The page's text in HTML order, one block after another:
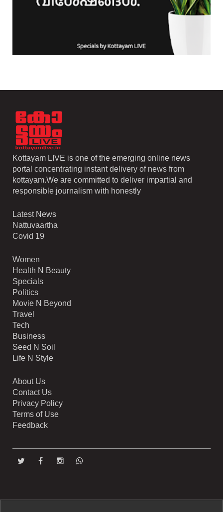
Kottayam LIVE is one of the emerging online news
portal concentrating instant delivery of news from
kottayam.We are committed to deliver impartial and
responsible journalism with honestly
Latest News
Nattuvaartha
Covid 19
Women
Health N Beauty
Specials
Politics
Movie N Beyond
Travel
Tech
Business
Seed N Soil
Life N Style
About Us
Contact Us
Privacy Policy
Terms of Use
Feedback